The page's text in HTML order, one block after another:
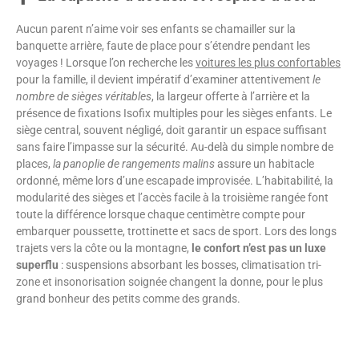
Aucun parent n’aime voir ses enfants se chamailler sur la
banquette arrière, faute de place pour s’étendre pendant les
voyages ! Lorsque l’on recherche lesvoitures les plus confortables
pour la famille, il devient impératif d’examiner attentivement le
nombre de sièges véritables, la largeur offerte à l’arrière et la
présence de fixations Isofix multiples pour les sièges enfants. Le
siège central, souvent négligé, doit garantir un espace suffisant
sans faire l’impasse sur la sécurité. Au-delà du simple nombre de
places, la panoplie de rangements malinsassure un habitacle
ordonné, même lors d’une escapade improvisée. L’habitabilité, la
modularité des sièges et l’accès facile à la troisième rangée font
toute la différence lorsque chaque centimètre compte pour
embarquer poussette, trottinette et sacs de sport. Lors des longs
trajets vers la côte ou la montagne, le confort n’est pas un luxe
superflu : suspensions absorbant les bosses, climatisation tri-
zone et insonorisation soignée changent la donne, pour le plus
grand bonheur des petits comme des grands.